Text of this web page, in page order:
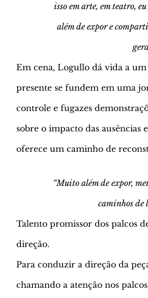
isso em arte, em teatro,
além de expor e
Em cena, Logullo dá vida a
presente se fundem em uma
controle e fugazes
sobre o impacto das ausências
oferece um caminho de
“Muito além de expor,
caminhos de
Talento promissor dos palcos
direção.
Para conduzir a direção da
chamando a atenção nos